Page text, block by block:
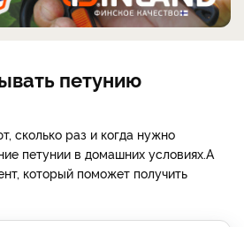
петунию
сколько раз и когда нужно
петунии в домашних условиях.А
который поможет получить